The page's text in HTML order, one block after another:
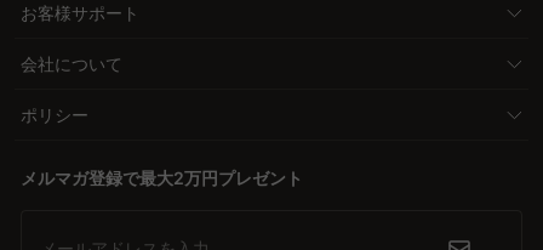
お客様サポート
会社について
ポリシー
メルマガ登録で最大2万円プレゼント